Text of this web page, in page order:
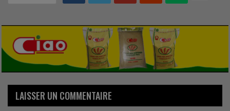
LAISSER UN COMMENTAIRE